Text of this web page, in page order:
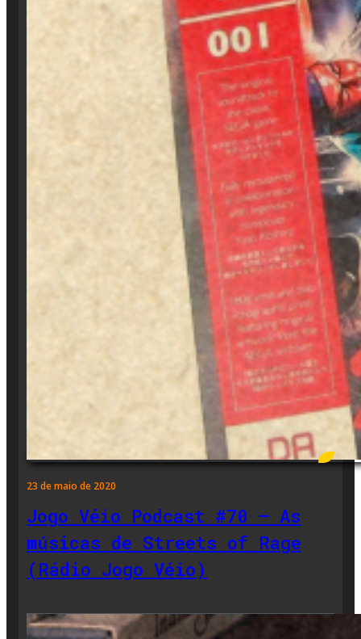
23 de maio de 2020
Jogo Véio Podcast #70 – As
músicas de Streets of Rage
(Rádio Jogo Véio)